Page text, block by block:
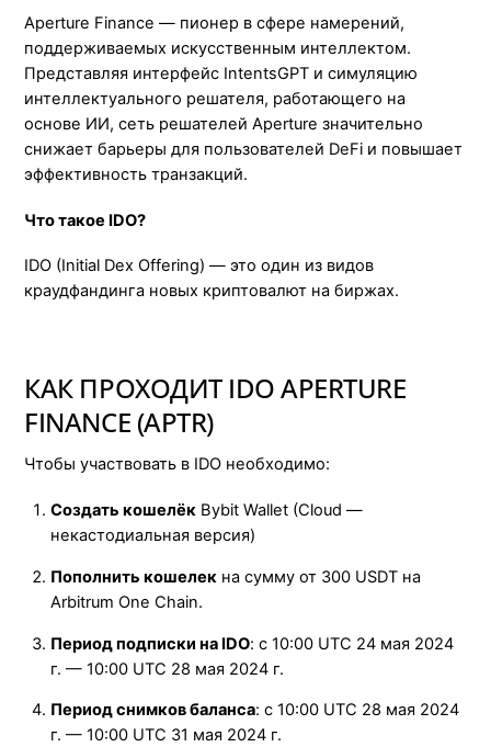
Aperture Finance — пионер в сфере намерений,
поддерживаемых искусственным интеллектом.
Представляя интерфейс IntentsGPT и симуляцию
интеллектуального решателя, работающего на
основе ИИ, сеть решателей Aperture значительно
снижает барьеры для пользователей DeFi и повышает
эффективность транзакций.
Что такое IDO?
IDO (Initial Dex Offering) — это один из видов
краудфандинга новых криптовалют на биржах.
КАК ПРОХОДИТ IDO APERTURE
FINANCE (APTR)
Чтобы участвовать в IDO необходимо:
Создать кошелёкBybit Wallet (Cloud —
некастодиальная версия)
Пополнить кошелекна сумму от 300 USDT на
Arbitrum One Chain.
Период подписки на IDO: c 10:00 UTC 24 мая 2024
г. — 10:00 UTC 28 мая 2024 г.
Период снимков баланса: с 10:00 UTC 28 мая 2024
г. — 10:00 UTC 31 мая 2024 г.